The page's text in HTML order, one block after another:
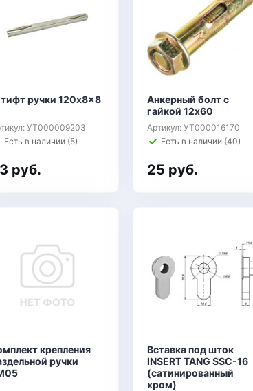
ручки 120x8x8
УТ000009203
Есть в наличии (5)
руб.
Анкерный болт с
гайкой 12х60
Артикул: УТ000016170
Есть в наличии (40)
25 руб.
крепления
ручки
Вставка под шток
INSERT TANG SSC-16
(сатинированный
хром)